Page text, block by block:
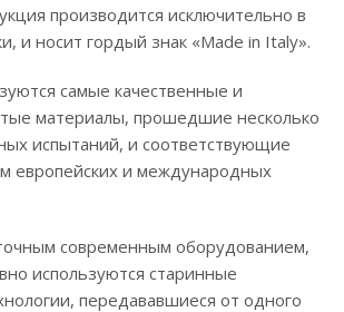
производится исключительно в
и носит гордый знак «Made in Italy».
самые качественные и
материалы, прошедшие несколько
испытаний, и соответствующие
европейских и международных
современным оборудованием,
используются старинные
передававшиеся от одного